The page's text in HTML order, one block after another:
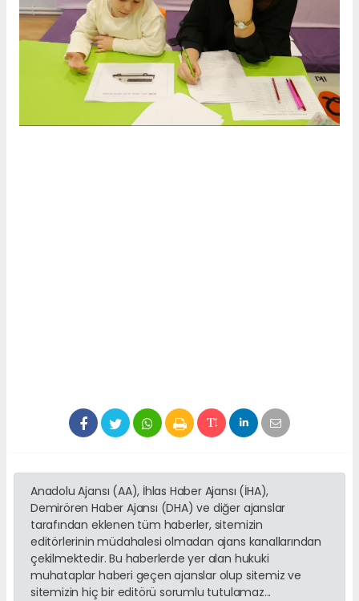
Anadolu Ajansı (AA), İhlas Haber Ajansı (İHA),
Demirören Haber Ajansı (DHA) ve diğer ajanslar
tarafından eklenen tüm haberler, sitemizin
editörlerinin müdahalesi olmadan ajans kanallarından
çekilmektedir. Bu haberlerde yer alan hukuki
muhataplar haberi geçen ajanslar olup sitemiz ve
sitemizin hiç bir editörü sorumlu tutulamaz...